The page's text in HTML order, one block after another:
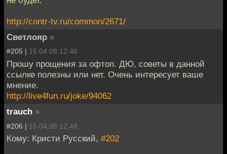
http://contr-tv.ru/common/2671/
Светлояр »
#205 | 15.04.08 12:46
Прошу прощения за офтоп. ДЮ, советы в данной
ссылке полезны или нет. Очень интересует ваше
мнение.
http://live4fun.ru/joke/94062
trauch »
#206 | 15.04.08 12:48
Кому: Кристи Русский, #202